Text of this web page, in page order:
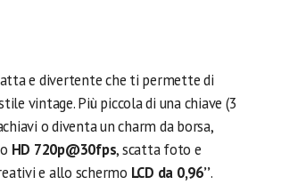
e divertente che ti permette di
vintage. Più piccola di una chiave (3
o diventa un charm da borsa,
HD 720p@30fps, scatta foto e
e allo schermo LCD da 0,96’’.